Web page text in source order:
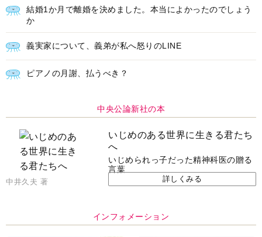
結婚1か月で離婚を決めました。本当によかったのでしょう
か
義実家について、義弟が私へ怒りのLINE
ピアノの月謝、払うべき？
中央公論新社の本
いじめのある世界に生きる君たち
へ
いじめられっ子だった精神科医の贈る
言葉
中井久夫 著 詳しくみる
インフォメーション